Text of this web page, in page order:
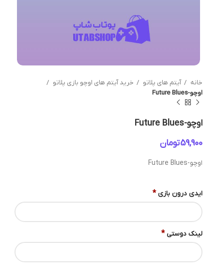
خانه آیتم های پلاتو
خرید آیتم های اوچو بازی پلاتو
اوچو-Future Blues
اوچو-Future Blues
تومان
اوچو-Future Blues
ایدی درون بازی *
لینک دوستی *